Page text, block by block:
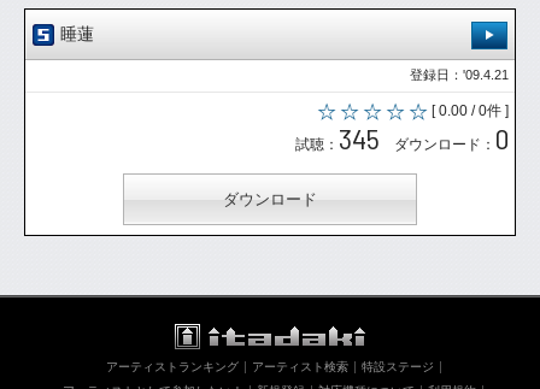
睡蓮
登録日：'09.4.21
[ 0.00 / 0件 ]
試聴： 345 ダウンロード： 0
ダウンロード
アーティストランキング アーティスト検索
特設ステージ